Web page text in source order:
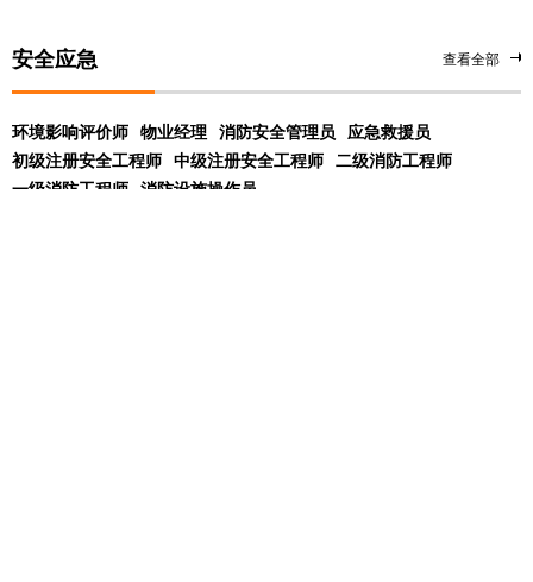
安全应急 查看全部
环境影响评价师 物业经理 消防安全管理员
应急救援员
初级注册安全工程师
中级注册安全工程师
二级消防工程师
一级消防工程师
消防设施操作员